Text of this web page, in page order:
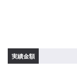
実績金額